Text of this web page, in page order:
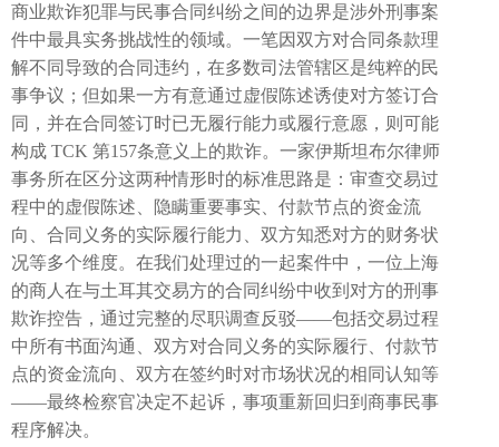
商业欺诈犯罪与民事合同纠纷之间的边界是涉外刑事案
件中最具实务挑战性的领域。一笔因双方对合同条款理
解不同导致的合同违约，在多数司法管辖区是纯粹的民
事争议；但如果一方有意通过虚假陈述诱使对方签订合
同，并在合同签订时已无履行能力或履行意愿，则可能
构成 TCK 第157条意义上的欺诈。一家伊斯坦布尔律师
事务所在区分这两种情形时的标准思路是：审查交易过
程中的虚假陈述、隐瞒重要事实、付款节点的资金流
向、合同义务的实际履行能力、双方知悉对方的财务状
况等多个维度。在我们处理过的一起案件中，一位上海
的商人在与土耳其交易方的合同纠纷中收到对方的刑事
欺诈控告，通过完整的尽职调查反驳——包括交易过程
中所有书面沟通、双方对合同义务的实际履行、付款节
点的资金流向、双方在签约时对市场状况的相同认知等
——最终检察官决定不起诉，事项重新回归到商事民事
程序解决。